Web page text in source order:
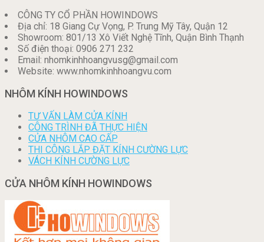
CÔNG TY CỔ PHẦN HOWINDOWS
Địa chỉ: 18 Giang Cự Vọng, P. Trung Mỹ Tây, Quận 12
Showroom: 801/13 Xô Viết Nghệ Tĩnh, Quận Bình Thạnh
Số điện thoại: 0906 271 232
Email: nhomkinhhoangvusg@gmail.com
Website: www.nhomkinhhoangvu.com
NHÔM KÍNH HOWINDOWS
TƯ VẤN LÀM CỬA KÍNH
CÔNG TRÌNH ĐÃ THỰC HIỆN
CỬA NHÔM CAO CẤP
THI CÔNG LẮP ĐẶT KÍNH CƯỜNG LỰC
VÁCH KÍNH CƯỜNG LỰC
CỬA NHÔM KÍNH HOWINDOWS